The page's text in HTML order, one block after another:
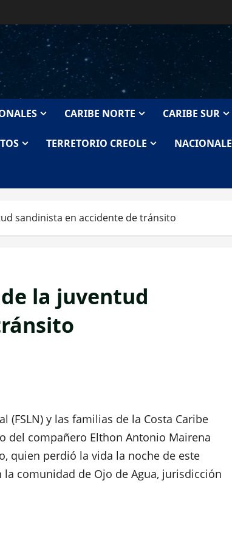
CARIBE NORTE CARIBE SUR
TERRETORIO CREOLE
sandinista en accidente de tránsito
la juventud
y las familias de la Costa Caribe
del compañero Elthon Antonio Mairena
quien perdió la vida la noche de este
comunidad de Ojo de Agua, jurisdicción